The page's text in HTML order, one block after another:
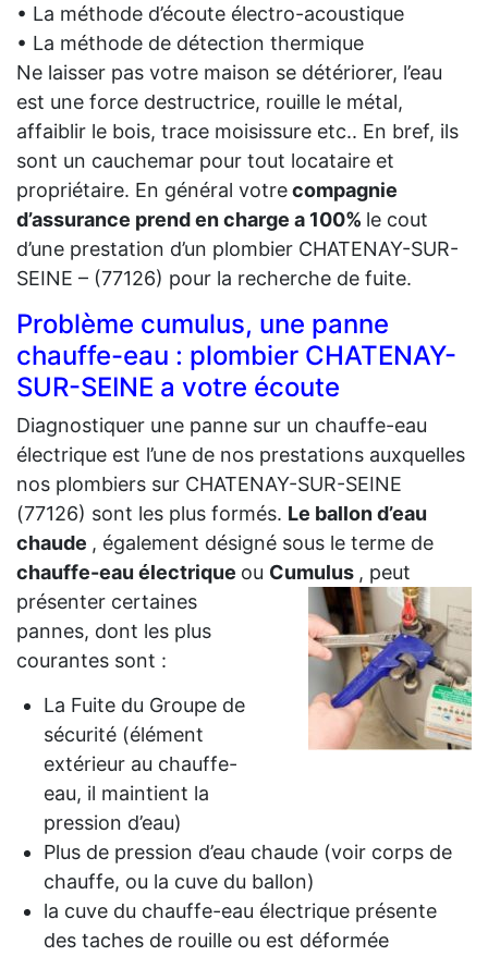
• La méthode d’écoute électro-acoustique
• La méthode de détection thermique
Ne laisser pas votre maison se détériorer, l’eau
est une force destructrice, rouille le métal,
affaiblir le bois, trace moisissure etc.. En bref, ils
sont un cauchemar pour tout locataire et
propriétaire. En général votrecompagnie
d’assurance prend en charge a 100% le cout
d’une prestation d’un plombier CHATENAY-SUR-
SEINE – (77126) pour la recherche de fuite.
Problème cumulus, une panne
chauffe-eau : plombier CHATENAY-
SUR-SEINE a votre écoute
Diagnostiquer une panne sur un chauffe-eau
électrique est l’une de nos prestations auxquelles
nos plombiers sur CHATENAY-SUR-SEINE
(77126) sont les plus formés. Le ballon d’eau
chaude , également désigné sous le terme de
chauffe-eau électrique ou Cumulus , peut
présenter certaines
pannes, dont les plus
courantes sont :
La Fuite du Groupe de
sécurité (élément
extérieur au chauffe-
eau, il maintient la
pression d’eau)
Plus de pression d’eau chaude (voir corps de
chauffe, ou la cuve du ballon)
la cuve du chauffe-eau électrique présente
des taches de rouille ou est déformée